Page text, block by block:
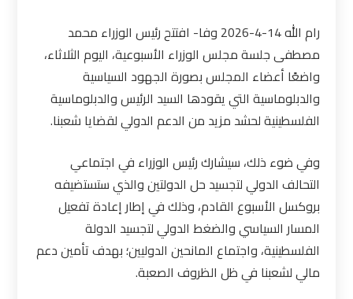
رام الله 14-4-2026 وفا- افتتح رئيس الوزراء محمد
مصطفى جلسة مجلس الوزراء الأسبوعية، اليوم الثلاثاء،
واضعًا أعضاء المجلس بصورة الجهود السياسية
والدبلوماسية التي يقودها السيد الرئيس والدبلوماسية
الفلسطينية لحشد مزيد من الدعم الدولي لقضايا شعبنا.
وفي ضوء ذلك، سيشارك رئيس الوزراء في اجتماعي
التحالف الدولي لتجسيد حل الدولتين والذي ستستضيفه
بروكسل الأسبوع القادم، وذلك في إطار إعادة تفعيل
المسار السياسي والضغط الدولي لتجسيد الدولة
الفلسطينية، واجتماع المانحين الدوليين؛ بهدف تأمين دعم
مالي لشعبنا في ظل الظروف الصعبة.